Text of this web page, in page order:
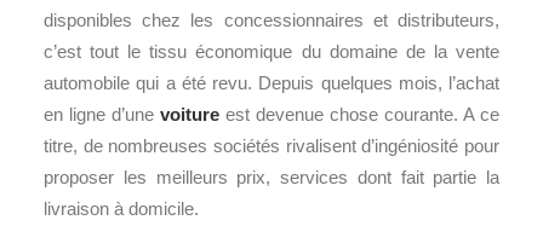
disponibles chez les concessionnaires et distributeurs,
c’est tout le tissu économique du domaine de la vente
automobile qui a été revu. Depuis quelques mois, l’achat
en ligne d’une voiture est devenue chose courante. A ce
titre, de nombreuses sociétés rivalisent d’ingéniosité pour
proposer les meilleurs prix, services dont fait partie la
livraison à domicile.